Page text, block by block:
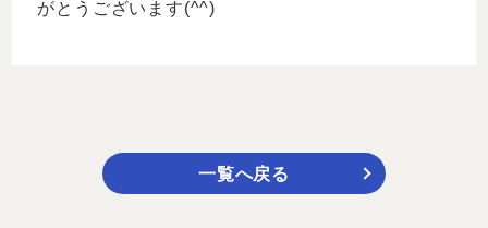
がとうございます(^^)
一覧へ戻る